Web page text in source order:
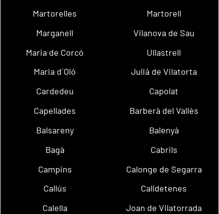
Martorelles
Martorell
Marganell
Vilanova de Sau
Maria de Corcó
Ullastrell
Maria d´Oló
Julià de Vilatorta
Cardedeu
Capolat
Capellades
Barberà del Vallès
Balsareny
Balenyà
Bagà
Cabrils
Campins
Calonge de Segarra
Callús
Calldetenes
Calella
Joan de Vilatorrada